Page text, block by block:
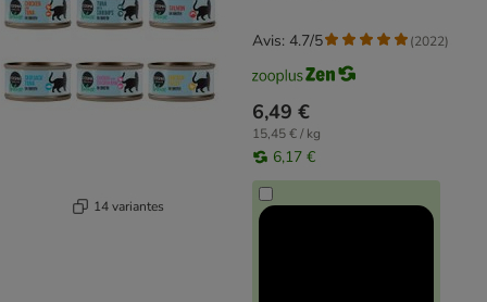
14 variantes
6,49 €
15,45 € / kg
6,17 €
Avis: 4.7/5 (2022)